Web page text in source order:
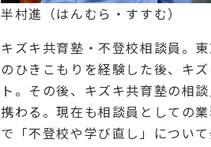
半村進（はんむら・すすむ）
キズキ共育塾・不登校相談員。
のひきこもりを経験した後、キ
ト。その後、キズキ共育塾の相
携わる。現在も相談員としての
で「不登校や学び直し」につい